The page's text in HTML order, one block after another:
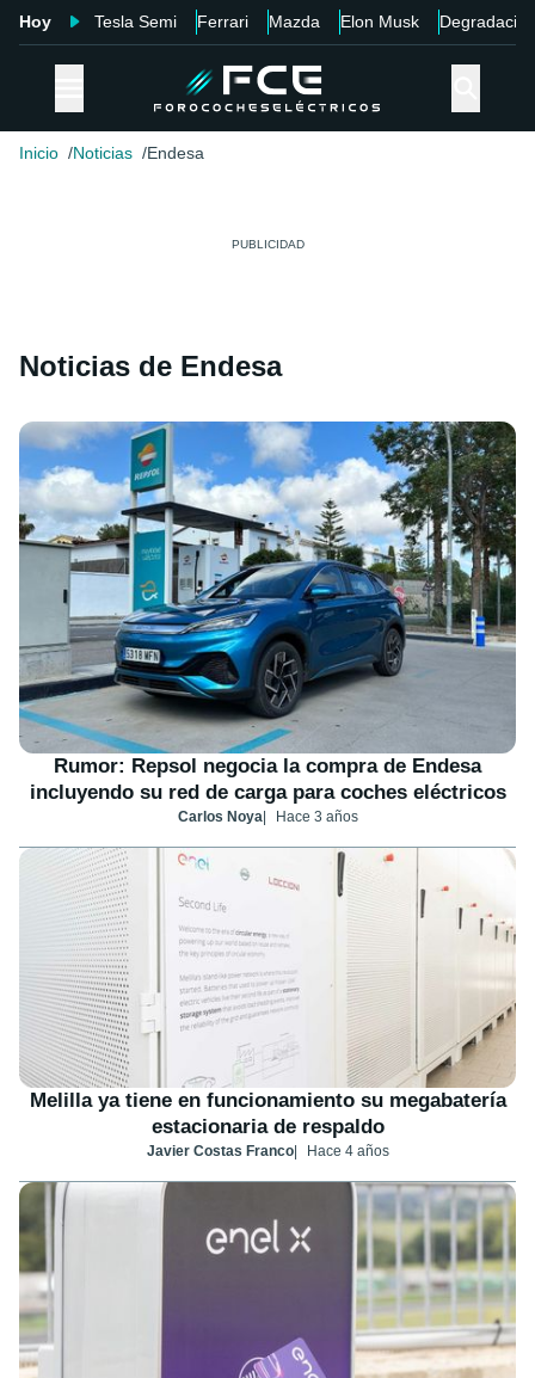
Hoy Tesla Semi Ferrari Mazda Elon Musk Degradación
Inicio Noticias Endesa
Noticias de Endesa
Rumor: Repsol negocia la compra de Endesa
incluyendo su red de carga para coches eléctricos
Carlos Noya Hace 3 años
Melilla ya tiene en funcionamiento su megabatería
estacionaria de respaldo
Javier Costas Franco Hace 4 años